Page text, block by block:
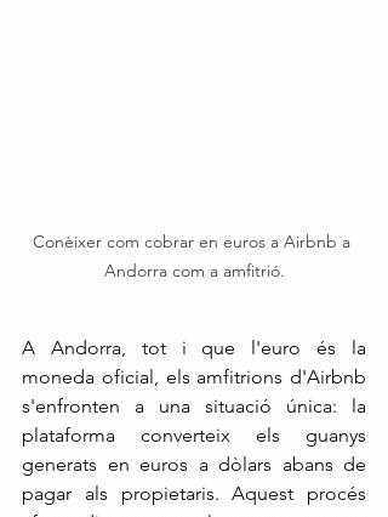
Conèixer com cobrar en euros a Airbnb a
Andorra com a amfitrió.
A Andorra, tot i que l'euro és la
moneda oficial, els amfitrions d'Airbnb
s'enfronten a una situació única: la
plataforma converteix els guanys
generats en euros a dòlars abans de
pagar als propietaris. Aquest procés